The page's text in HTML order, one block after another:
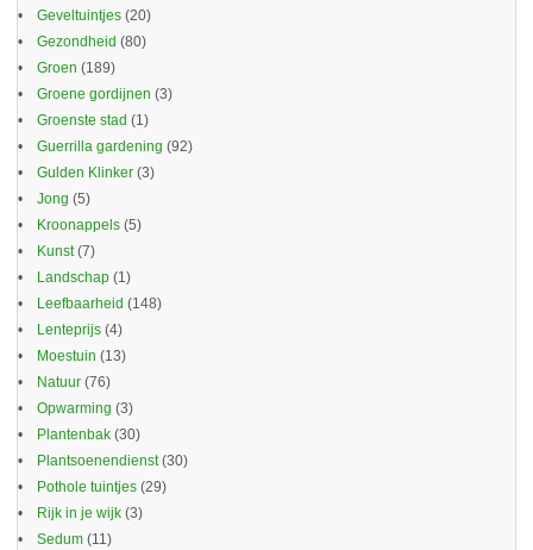
Geveltuintjes (20)
Gezondheid (80)
Groen (189)
Groene gordijnen (3)
Groenste stad (1)
Guerrilla gardening (92)
Gulden Klinker (3)
Jong (5)
Kroonappels (5)
Kunst(7)
Landschap (1)
Leefbaarheid (148)
Lenteprijs (4)
Moestuin (13)
Natuur (76)
Opwarming (3)
Plantenbak (30)
Plantsoenendienst(30)
Pothole tuintjes (29)
Rijk in je wijk (3)
Sedum (11)